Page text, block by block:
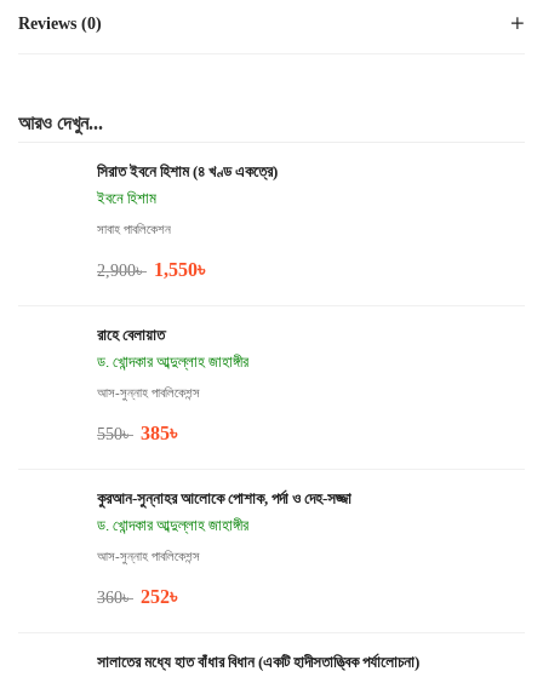
Reviews (0)
আরও দেখুন...
সিরাত ইবনে হিশাম (৪ খণ্ড একত্রে)
ইবনে হিশাম
সাবাহ পাবলিকেশন
2,900৳ 1,550৳
রাহে বেলায়াত
ড. খোন্দকার আব্দুল্লাহ জাহাঙ্গীর
আস-সুন্নাহ পাবলিকেশন্স
550৳ 385৳
কুরআন-সুন্নাহর আলোকে পোশাক, পর্দা ও দেহ-সজ্জা
ড. খোন্দকার আব্দুল্লাহ জাহাঙ্গীর
আস-সুন্নাহ পাবলিকেশন্স
360৳ 252৳
সালাতের মধ্যে হাত বাঁধার বিধান (একটি হাদীসতাত্ত্বিক পর্যালোচনা)